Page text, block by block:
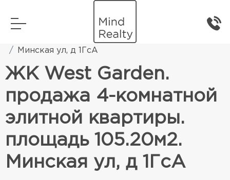
Элитная жилая недвижимость
Минская ул, д 1ГсА
ЖК West Garden.
продажа 4-комнатной
элитной квартиры.
площадь 105.20м2.
Минская ул, д 1ГсА